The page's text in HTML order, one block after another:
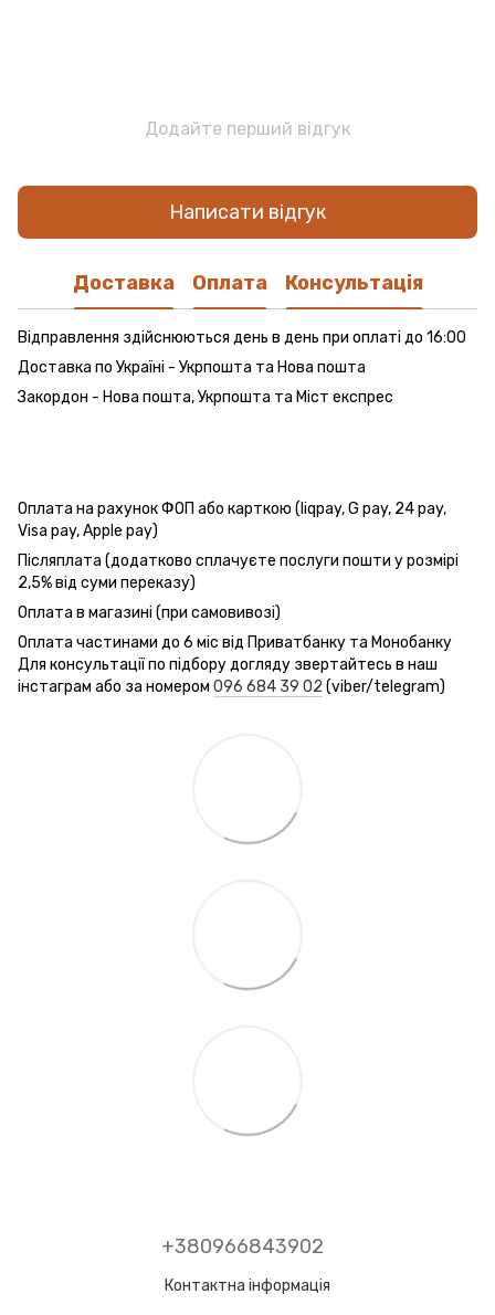
Додайте перший відгук
Написати відгук
Доставка Оплата Консультація
Відправлення здійснюються день в день при оплаті до 16:00
Доставка по Україні - Укрпошта та Нова пошта
Закордон - Нова пошта, Укрпошта та Міст експрес
Оплата на рахунок ФОП або карткою (liqpay, G pay, 24 pay,
Visa pay, Apple pay)
Післяплата (додатково сплачуєте послуги пошти у розмірі
2,5% від суми переказу)
Оплата в магазині (при самовивозі)
Оплата частинами до 6 міс від Приватбанку та Монобанку
Для консультації по підбору догляду звертайтесь в наш
інстаграм або за номером 096 684 39 02 (viber/telegram)
+380966843902
Контактна інформація